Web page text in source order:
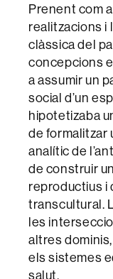
Prenent com
realitzacions i
clàssica del
concepcions
a assumir un
social d’un
hipotetizaba
de formalitzar
analític de
de construir
reproductius i
transcultural.
les
altres
els sistemes
salut.